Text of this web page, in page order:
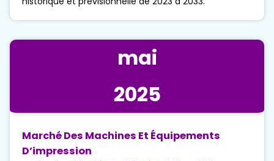
mai
2025
Marché Des Machines Et Équipements
D’impression